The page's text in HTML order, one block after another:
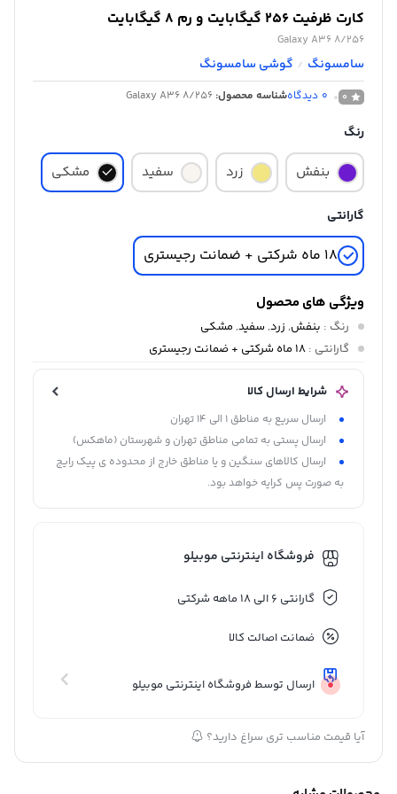
کارت ظرفیت 256 گیگابایت و رم 8 گیگابایت
Galaxy A36 8/256
سامسونگ / گوشی سامسونگ
0
0 دیدگاهشناسه محصول: Galaxy A36 8/256
رنگ
بنفش زرد سفید مشکی
گارانتی
18 ماه شرکتی + ضمانت رجیستری
ویژگی های محصول
رنگ : بنفش, زرد, سفید, مشکی
گارانتی : 18 ماه شرکتی + ضمانت رجیستری
شرایط ارسال کالا
ارسال سریع به مناطق 1 الی 14 تهران
ارسال پستی به تمامی مناطق تهران و شهرستان (ماهکس)
ارسال کالاهای سنگین و یا مناطق خارج از محدوده ی پیک رایج
به صورت پس کرایه خواهد بود.
فروشگاه اینترنتی موبیلو
گارانتی 6 الی 18 ماهه شرکتی
ضمانت اصالت کالا
ارسال توسط فروشگاه اینترنتی موبیلو
آیا قیمت مناسب تری سراغ دارید؟